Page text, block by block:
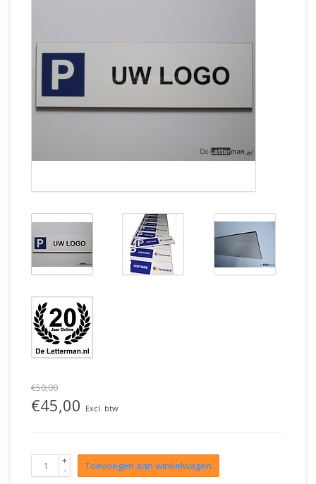
€50,00
€45,00 Excl. btw
+
- Toevoegen aan winkelwagen